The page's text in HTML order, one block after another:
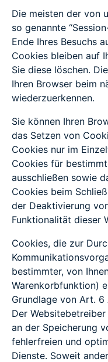
Die meisten der von
so genannte
Ende Ihres Besuchs
Cookies bleiben auf
Sie diese löschen.
Ihren Browser beim
wiederzuerkennen.
Sie können Ihren
das Setzen von
Cookies nur im
Cookies für
ausschließen sowie
Cookies beim
der Deaktivierung
Funktionalität dieser
Cookies, die zur
bestimmter, von
Warenkorbfunktion)
Grundlage von Art. 6
Der
an der Speicherung
fehlerfreien und
Dienste. Soweit